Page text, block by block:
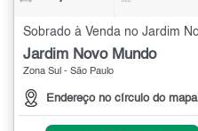
Jardim Novo Mundo
Zona Sul - São Paulo
Endereço no círculo do mapa